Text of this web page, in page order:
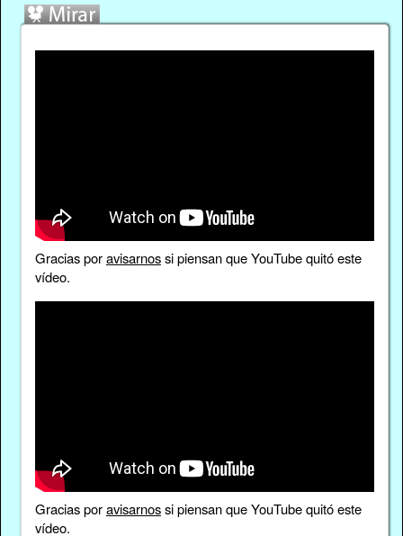
Gracias poravisarnossi piensan que YouTube quitó este
vídeo.
Gracias poravisarnossi piensan que YouTube quitó este
vídeo.